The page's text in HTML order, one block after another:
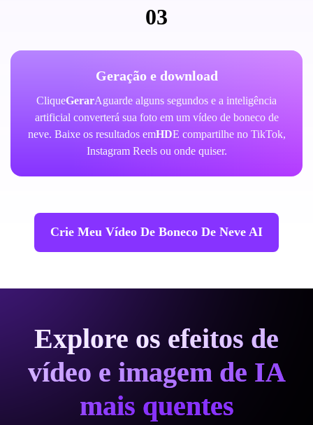
03
Geração e download
CliqueGerarAguarde alguns segundos e a inteligência
artificial converterá sua foto em um vídeo de boneco de
neve. Baixe os resultados emHDE compartilhe no TikTok,
Instagram Reels ou onde quiser.
Crie Meu Vídeo De Boneco De Neve AI
Explore os efeitos de
vídeo e imagem de IA
mais quentes